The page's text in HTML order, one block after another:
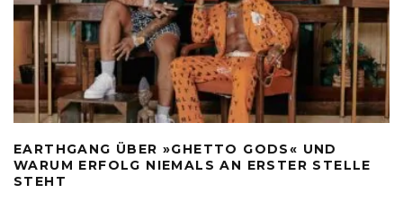
EARTHGANG ÜBER »GHETTO GODS« UND
WARUM ERFOLG NIEMALS AN ERSTER STELLE
STEHT